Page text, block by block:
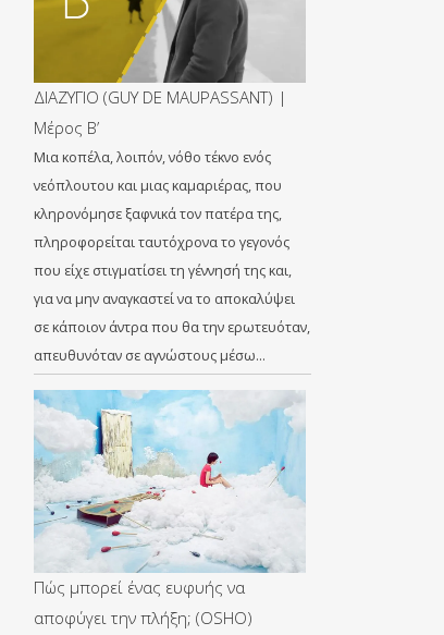
ΔΙΑΖΥΓΙΟ (GUY DE MAUPASSANT) |
Μέρος Β’
Μια κοπέλα, λοιπόν, νόθο τέκνο ενός
νεόπλουτου και μιας καμαριέρας, που
κληρονόμησε ξαφνικά τον πατέρα της,
πληροφορείται ταυτόχρονα το γεγονός
που είχε στιγματίσει τη γέννησή της και,
για να μην αναγκαστεί να το αποκαλύψει
σε κάποιον άντρα που θα την ερωτευόταν,
απευθυνόταν σε αγνώστους μέσω…
Πώς μπορεί ένας ευφυής να
αποφύγει την πλήξη; (OSHO)